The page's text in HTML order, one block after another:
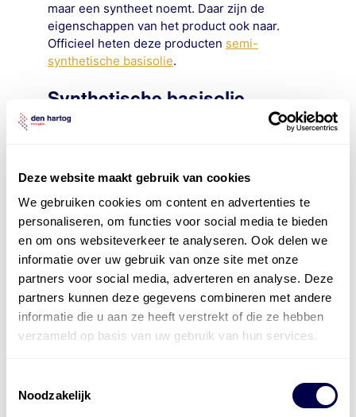
Deze website maakt gebruik van cookies
We gebruiken cookies om content en advertenties te
personaliseren, om functies voor social media te bieden
en om ons websiteverkeer te analyseren. Ook delen we
informatie over uw gebruik van onze site met onze
partners voor social media, adverteren en analyse. Deze
partners kunnen deze gegevens combineren met andere
informatie die u aan ze heeft verstrekt of die ze hebben
verzameld op basis van uw gebruik van hun services.
Noodzakelijk
maar een syntheet noemt. Daar zijn de
eigenschappen van het product ook naar.
Officieel heten deze producten semi-
synthetische basisolie.
Synthetische basisolie
Deze basisolie is heel anders dan minerale
eigenlijk specifiek voor een bepaalde
toepassing “gemaakt”. Minerale olie is één
van de producten uit hetraffinageproces.
Additievenpakket minerale
olie
Op het moment dat er een keuze gemaakt is
voor een synthetische of minerale olie is het
product nog niet af. Om het product af te
de olie verbeteren, dit is wel afhankelijk van
het soort additief.